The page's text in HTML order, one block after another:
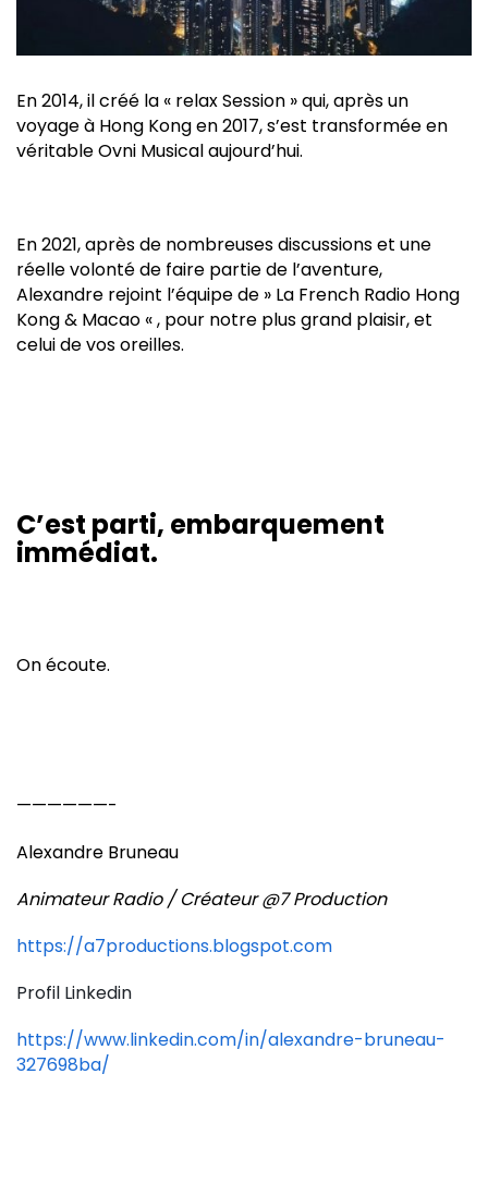
En 2014, il créé la « relax Session » qui, après un
voyage à Hong Kong en 2017, s’est transformée en
véritable Ovni Musical aujourd’hui.
En 2021, après de nombreuses discussions et une
réelle volonté de faire partie de l’aventure,
Alexandre rejoint l’équipe de » La French Radio Hong
Kong & Macao « , pour notre plus grand plaisir, et
celui de vos oreilles.
C’est parti, embarquement
immédiat.
On écoute.
——————-
Alexandre Bruneau
Animateur Radio / Créateur @7 Production
https://a7productions.blogspot.com
Profil Linkedin
https://www.linkedin.com/in/alexandre-bruneau-
327698ba/